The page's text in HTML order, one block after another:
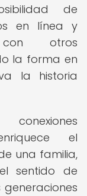
de
en línea y
con otros
la forma en
la historia
el
una familia,
sentido de